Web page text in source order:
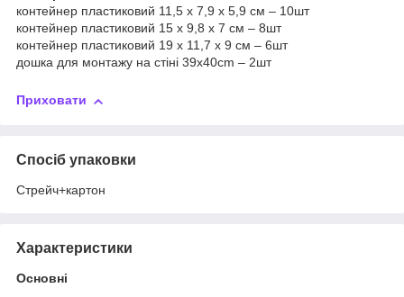
контейнер пластиковий 11,5 x 7,9 x 5,9 см – 10шт
контейнер пластиковий 15 х 9,8 х 7 см – 8шт
контейнер пластиковий 19 x 11,7 x 9 см – 6шт
дошка для монтажу на стіні 39x40cm – 2шт
Приховати
Спосіб упаковки
Стрейч+картон
Характеристики
Основні